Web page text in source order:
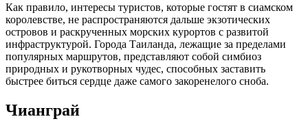
Как правило, интересы туристов, которые гостят в сиамском
королевстве, не распространяются дальше экзотических
островов и раскрученных морских курортов с развитой
инфраструктурой. Города Таиланда, лежащие за пределами
популярных маршрутов, представляют собой симбиоз
природных и рукотворных чудес, способных заставить
быстрее биться сердце даже самого закоренелого сноба.
Чианграй